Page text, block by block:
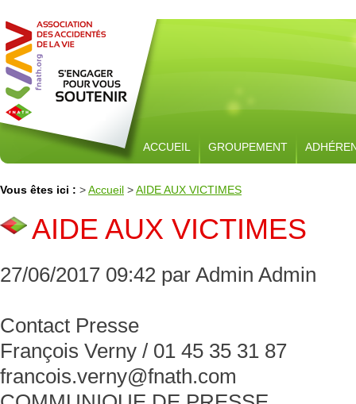
ACCUEIL GROUPEMENT
Vous êtes ici : >Accueil >AIDE AUX VICTIMES
AIDE AUX VICTIMES
27/06/2017 09:42 par Admin Admin
Contact Presse
François Verny / 01 45 35 31 87
francois.verny@fnath.com